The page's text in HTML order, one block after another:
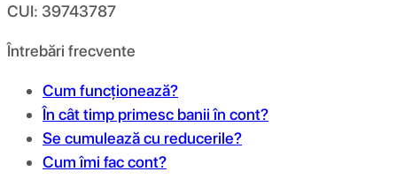
CUI: 39743787
Întrebări frecvente
Cum funcționează?
În cât timp primesc banii în cont?
Se cumulează cu reducerile?
Cum îmi fac cont?